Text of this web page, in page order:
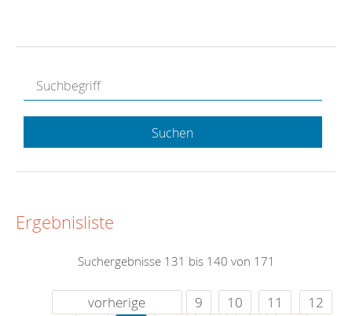
Suchen
Ergebnisliste
Suchergebnisse 131 bis 140 von 171
vorherige 9 10 11
12